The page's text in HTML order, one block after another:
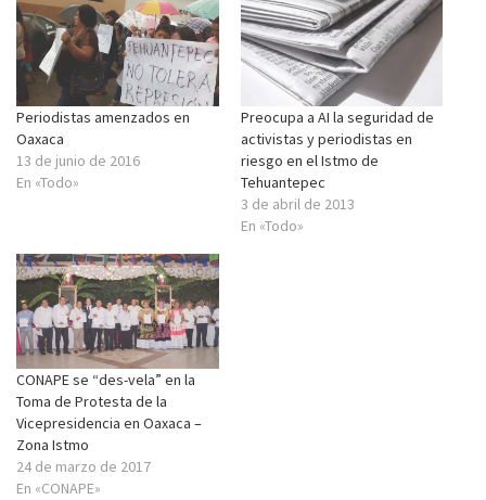
Periodistas amenzados en
Oaxaca
13 de junio de 2016
En «Todo»
Preocupa a AI la seguridad de
activistas y periodistas en
riesgo en el Istmo de
Tehuantepec
3 de abril de 2013
En «Todo»
CONAPE se “des-vela” en la
Toma de Protesta de la
Vicepresidencia en Oaxaca –
Zona Istmo
24 de marzo de 2017
En «CONAPE»